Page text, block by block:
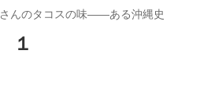
んのタコスの味――ある沖縄史
１